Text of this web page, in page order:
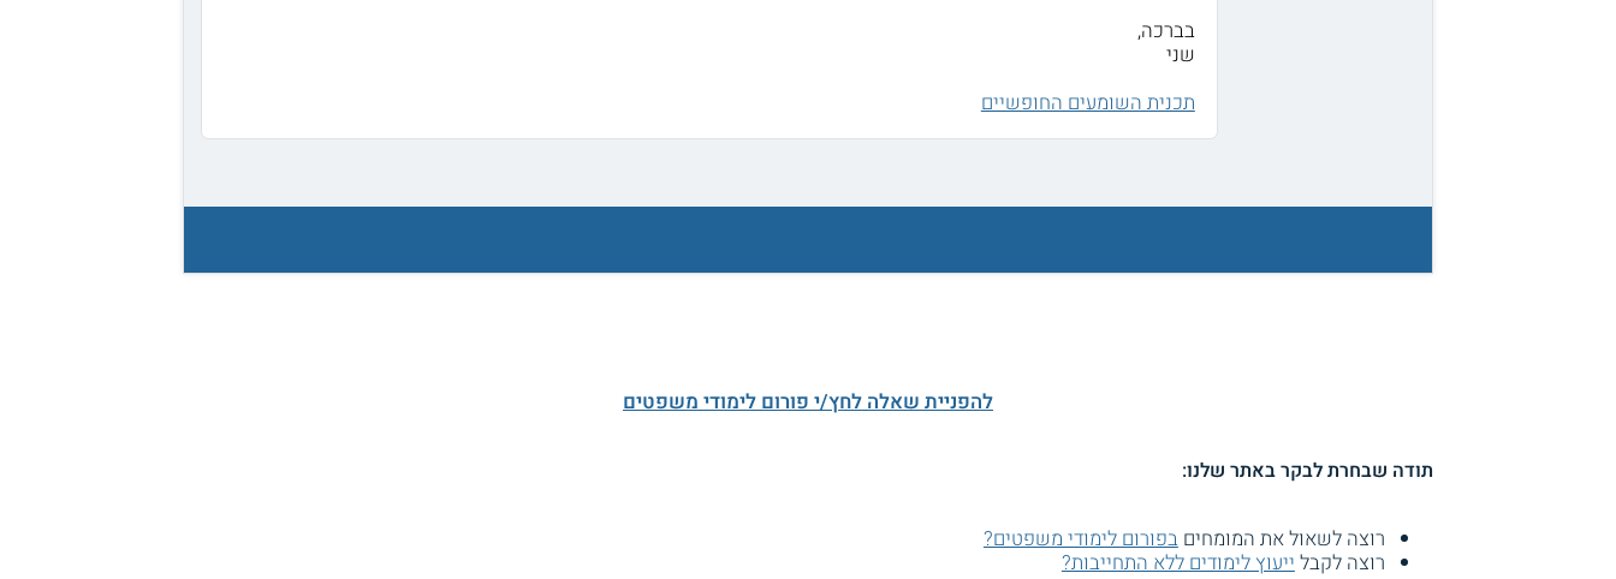
בברכה,
שני
תכנית השומעים החופשיים
להפניית שאלה לחץ/י פורום לימודי משפטים
תודה שבחרת לבקר באתר שלנו:
רוצה לשאול את המומחיםבפורום לימודי משפטים?
רוצה לקבל ייעוץ לימודים ללא התחייבות?